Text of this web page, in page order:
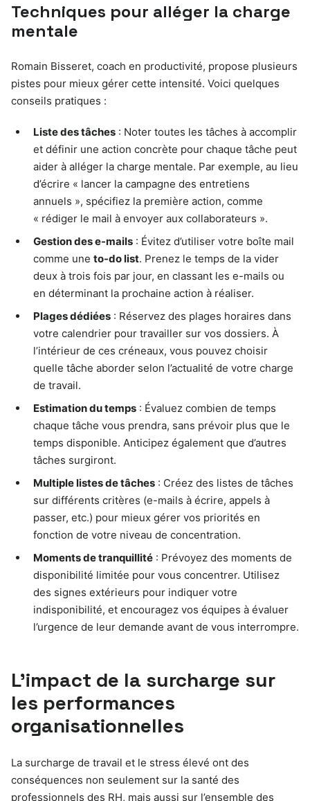
Techniques pour alléger la charge
mentale
Romain Bisseret, coach en productivité, propose plusieurs
pistes pour mieux gérer cette intensité. Voici quelques
conseils pratiques :
Liste des tâches : Noter toutes les tâches à accomplir
et définir une action concrète pour chaque tâche peut
aider à alléger la charge mentale. Par exemple, au lieu
d’écrire « lancer la campagne des entretiens
annuels », spécifiez la première action, comme
« rédiger le mail à envoyer aux collaborateurs ».
Gestion des e-mails : Évitez d’utiliser votre boîte mail
comme une to-do list. Prenez le temps de la vider
deux à trois fois par jour, en classant les e-mails ou
en déterminant la prochaine action à réaliser.
Plages dédiées : Réservez des plages horaires dans
votre calendrier pour travailler sur vos dossiers. À
l’intérieur de ces créneaux, vous pouvez choisir
quelle tâche aborder selon l’actualité de votre charge
de travail.
Estimation du temps : Évaluez combien de temps
chaque tâche vous prendra, sans prévoir plus que le
temps disponible. Anticipez également que d’autres
tâches surgiront.
Multiple listes de tâches : Créez des listes de tâches
sur différents critères (e-mails à écrire, appels à
passer, etc.) pour mieux gérer vos priorités en
fonction de votre niveau de concentration.
Moments de tranquillité : Prévoyez des moments de
disponibilité limitée pour vous concentrer. Utilisez
des signes extérieurs pour indiquer votre
indisponibilité, et encouragez vos équipes à évaluer
l’urgence de leur demande avant de vous interrompre.
L’impact de la surcharge sur
les performances
organisationnelles
La surcharge de travail et le stress élevé ont des
conséquences non seulement sur la santé des
professionnels des RH, mais aussi sur l’ensemble des